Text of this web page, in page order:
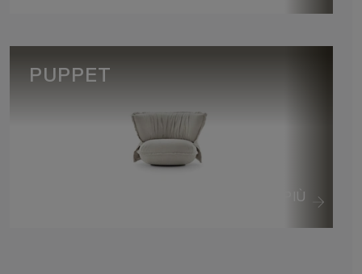
VEDI DI PIÙ
PUPPET